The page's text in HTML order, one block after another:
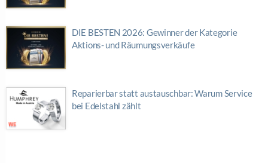
DIE BESTEN 2026: Gewinner der Kategorie
Aktions- und Räumungsverkäufe
Reparierbar statt austauschbar: Warum Service
bei Edelstahl zählt